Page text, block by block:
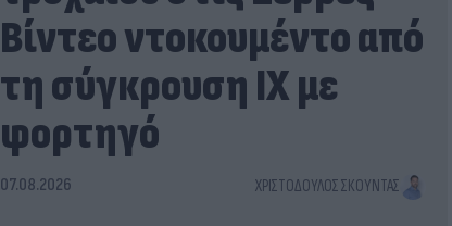
Βίντεο ντοκουμέντο από
τη σύγκρουση ΙΧ με
φορτηγό
07.08.2026 ΧΡΙΣΤΌΔΟΥΛΟΣ ΣΚΟΎΝΤΑΣ